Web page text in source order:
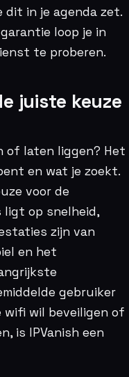
in je agenda zet.
loop je in
te proberen.
juiste keuze
of laten liggen? Het
en wat je zoekt.
voor de
ligt op snelheid,
zijn van
en het
gebruiker
wifi wil beveiligen of
is IPVanish een